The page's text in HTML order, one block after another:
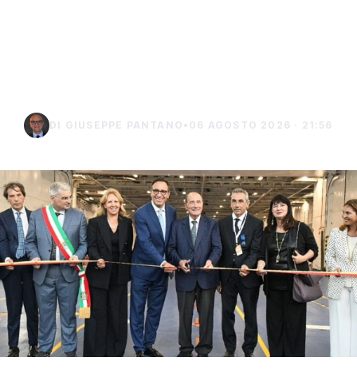
DI GIUSEPPE PANTANO • 06 AGOSTO 2026 · 21:56